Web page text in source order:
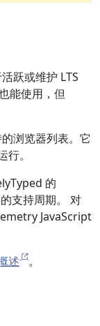
跃或维护 LTS
能使用，但
浏览器列表。它
。
的
支持周期。 对
JavaScript
述 。